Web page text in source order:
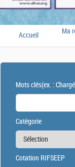
Accueil
Ma
Mots clés(ex. :
Catégorie
Cotation RIFSEEP